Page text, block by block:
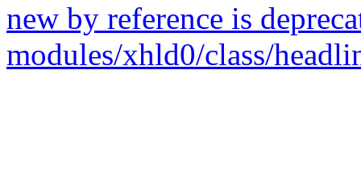
new by reference is
modules/xhld0/class/